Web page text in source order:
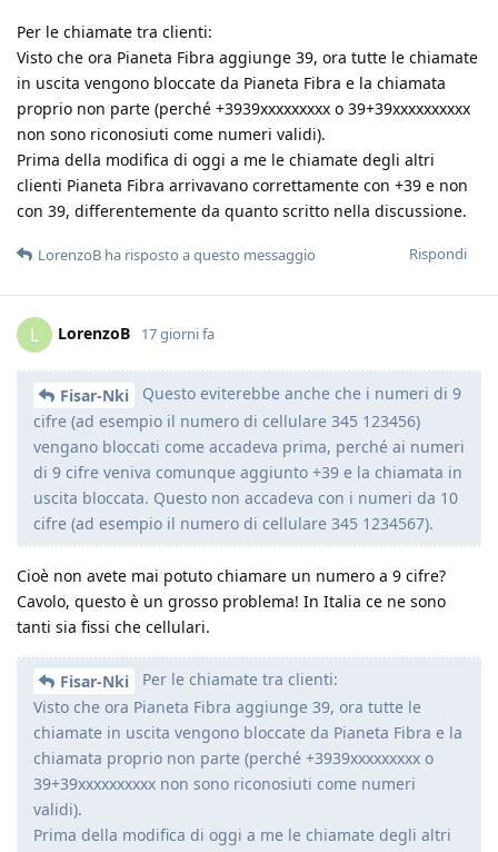
Per le chiamate tra clienti:
Visto che ora Pianeta Fibra aggiunge 39, ora tutte le chiamate
in uscita vengono bloccate da Pianeta Fibra e la chiamata
proprio non parte (perché +3939xxxxxxxxx o 39+39xxxxxxxxxx
non sono riconosiuti come numeri validi).
Prima della modifica di oggi a me le chiamate degli altri
clienti Pianeta Fibra arrivavano correttamente con +39 e non
con 39, differentemente da quanto scritto nella discussione.
Rispondi
LorenzoB ha risposto a questo messaggio
L LorenzoB 17 giorni fa
Fisar-Nki
Questo eviterebbe anche che i numeri di 9
cifre (ad esempio il numero di cellulare 345 123456)
vengano bloccati come accadeva prima, perché ai numeri
di 9 cifre veniva comunque aggiunto +39 e la chiamata in
uscita bloccata. Questo non accadeva con i numeri da 10
cifre (ad esempio il numero di cellulare 345 1234567).
Cioè non avete mai potuto chiamare un numero a 9 cifre?
Cavolo, questo è un grosso problema! In Italia ce ne sono
tanti sia fissi che cellulari.
Fisar-Nki
Per le chiamate tra clienti:
Visto che ora Pianeta Fibra aggiunge 39, ora tutte le
chiamate in uscita vengono bloccate da Pianeta Fibra e la
chiamata proprio non parte (perché +3939xxxxxxxxx o
39+39xxxxxxxxxx non sono riconosiuti come numeri
validi).
Prima della modifica di oggi a me le chiamate degli altri